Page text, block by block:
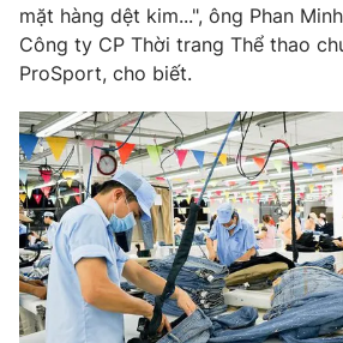
Thị trường
Tư vấn
Lịch phát sóng
Emagazine Podcast
Photo
Video Shorts
mặt hàng dệt kim...", ông Phan
Công ty CP Thời trang Thể thao
ProSport, cho biết.